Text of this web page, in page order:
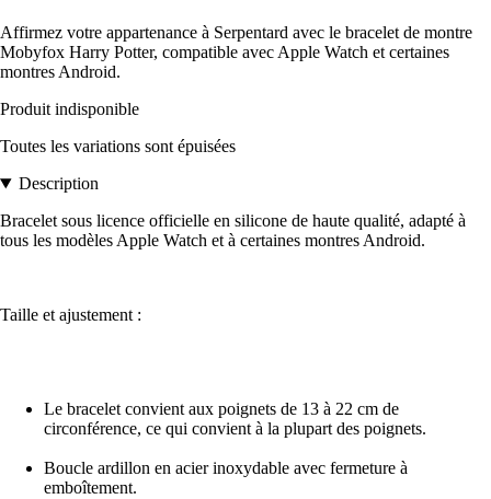
Affirmez votre appartenance à Serpentard avec le bracelet de montre
Mobyfox Harry Potter, compatible avec Apple Watch et certaines
montres Android.
Produit indisponible
Toutes les variations sont épuisées
Description
Bracelet sous licence officielle en silicone de haute qualité, adapté à
tous les modèles Apple Watch et à certaines montres Android.
Taille et ajustement :
Le bracelet convient aux poignets de 13 à 22 cm de
circonférence, ce qui convient à la plupart des poignets.
Boucle ardillon en acier inoxydable avec fermeture à
emboîtement.